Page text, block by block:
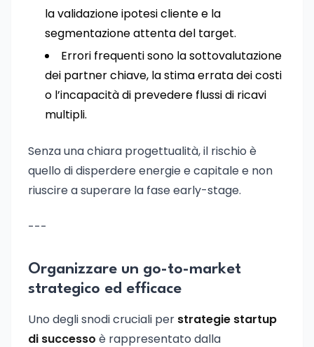
la validazione ipotesi cliente e la
segmentazione attenta del target.
Errori frequenti sono la sottovalutazione
dei partner chiave, la stima errata dei costi
o l’incapacità di prevedere flussi di ricavi
multipli.
Senza una chiara progettualità, il rischio è
quello di disperdere energie e capitale e non
riuscire a superare la fase early-stage.
---
Organizzare un go-to-market
strategico ed efficace
Uno degli snodi cruciali per strategie startup
di successo è rappresentato dalla